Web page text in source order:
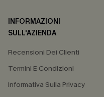
INFORMAZIONI
SULL'AZIENDA
Recensioni Dei Clienti
Termini E Condizioni
Informativa Sulla Privacy